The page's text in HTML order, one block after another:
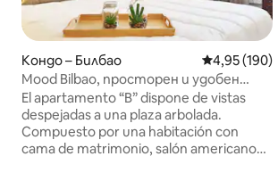
Кондо – Билбао Средна
4,95 (190)
Mood Bilbao, просторен и удобен
апартамент
El apartamento “B” dispone de vistas
despejadas a una plaza arbolada.
Compuesto por una habitación con
cama de matrimonio, salón americano